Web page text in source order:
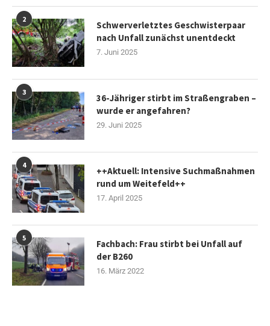
2
Schwerverletztes Geschwisterpaar
nach Unfall zunächst unentdeckt
7. Juni 2025
3
36-Jähriger stirbt im Straßengraben –
wurde er angefahren?
29. Juni 2025
4
++Aktuell: Intensive Suchmaßnahmen
rund um Weitefeld++
17. April 2025
5
Fachbach: Frau stirbt bei Unfall auf
der B260
16. März 2022